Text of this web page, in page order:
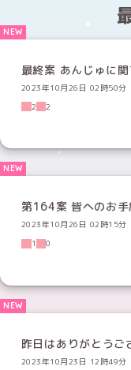
最終案 あんじゅ
2023年10月26日 02時50分
2
2
第164案 皆へのお
2023年10月26日 02時15分
1
0
昨日はありがとうご
2023年10月23日 12時49分